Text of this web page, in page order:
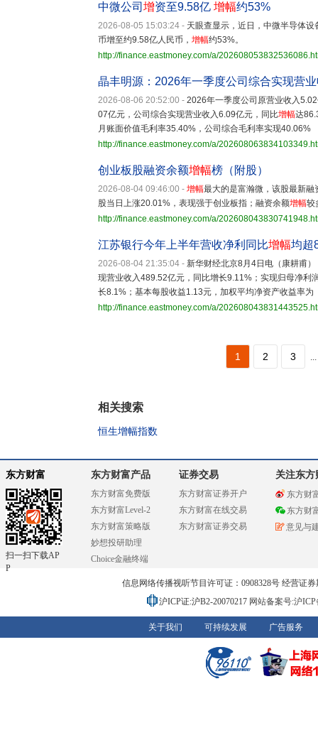
中微公司 增资至9.58亿 增幅约53%
2026-08-05 15:03:24 - 天眼查显示，近日，中微半导体
币增至约9.58亿人民币， 增幅约53%。
http://finance.eastmoney.com/a/
晶丰明源：2026年一季度公司综合实现营
2026-08-06 20:52:00 - 2026年一季度公司原营业收入
07亿元，公司综合实现营业收入6.09亿元，同比增幅达
月账面价值毛利率35.40%，公司综合毛利率实现40.06%
http://finance.eastmoney.com/a/
创业板股融资余额增幅榜（附股）
2026-08-04 09:46:00 - 增幅最大的是富瀚微，该股最新
股当日上涨20.01%，表现强于创业板指；融资余额增幅较
http://finance.eastmoney.com/a/
江苏银行今年上半年营收净利同比增幅均超
2026-08-04 21:35:04 - 新华财经北京8月4日电（康耕甫
现营业收入489.52亿元，同比增长9.11%；实现归母净
长8.1%；基本每股收益1.13元，加权平均净资产收益率为
http://finance.eastmoney.com/a/
1 2 3 ...
相关搜索
恒生增幅指数
东方财富
扫一扫下载AP
P
东方财富产品
东方财富免费版
东方财富Level-2
东方财富策略版
妙想投研助理
Choice金融终端
证券交易
东方财富证券开户
东方财富在线交易
东方财富证券交易
关注东方
东方财
东方财
意见与
信息网络传播视听节目许可证：0908328号 经营证
沪ICP证:沪B2-20070217 网站备案号:沪
关于我们 可持续发展 广告服务